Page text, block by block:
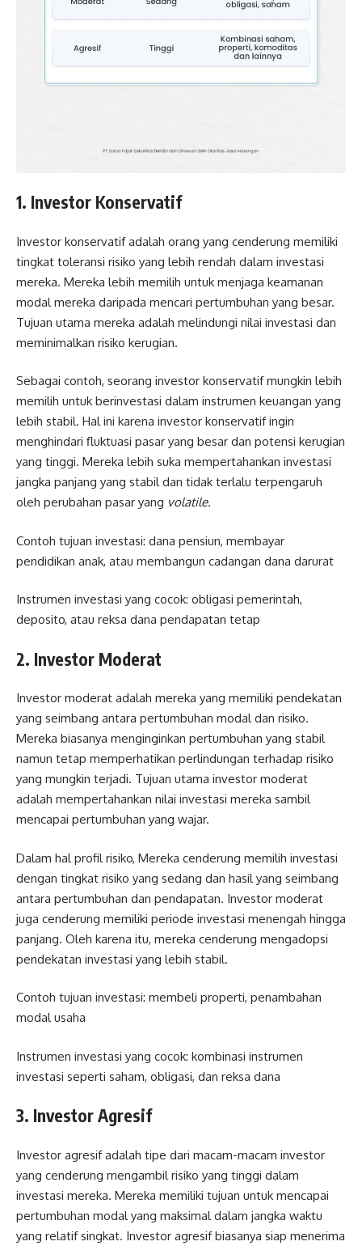
1. Investor Konservatif
Investor konservatif adalah orang yang cenderung memiliki
tingkat toleransi risiko yang lebih rendah dalam investasi
mereka. Mereka lebih memilih untuk menjaga keamanan
modal mereka daripada mencari pertumbuhan yang besar.
Tujuan utama mereka adalah melindungi nilai investasi dan
meminimalkan risiko kerugian.
Sebagai contoh, seorang investor konservatif mungkin lebih
memilih untuk berinvestasi dalam instrumen keuangan yang
lebih stabil. Hal ini karena investor konservatif ingin
menghindari fluktuasi pasar yang besar dan potensi kerugian
yang tinggi. Mereka lebih suka mempertahankan investasi
jangka panjang yang stabil dan tidak terlalu terpengaruh
oleh perubahan pasar yang volatile.
Contoh tujuan investasi: dana pensiun, membayar
pendidikan anak, atau membangun cadangan dana darurat
Instrumen investasi yang cocok: obligasi pemerintah,
deposito, atau reksa dana pendapatan tetap
2. Investor Moderat
Investor moderat adalah mereka yang memiliki pendekatan
yang seimbang antara pertumbuhan modal dan risiko.
Mereka biasanya menginginkan pertumbuhan yang stabil
namun tetap memperhatikan perlindungan terhadap risiko
yang mungkin terjadi. Tujuan utama investor moderat
adalah mempertahankan nilai investasi mereka sambil
mencapai pertumbuhan yang wajar.
Dalam hal profil risiko, Mereka cenderung memilih investasi
dengan tingkat risiko yang sedang dan hasil yang seimbang
antara pertumbuhan dan pendapatan. Investor moderat
juga cenderung memiliki periode investasi menengah hingga
panjang. Oleh karena itu, mereka cenderung mengadopsi
pendekatan investasi yang lebih stabil.
Contoh tujuan investasi: membeli properti, penambahan
modal usaha
Instrumen investasi yang cocok: kombinasi instrumen
investasi seperti saham, obligasi, dan reksa dana
3. Investor Agresif
Investor agresif adalah tipe dari macam-macam investor
yang cenderung mengambil risiko yang tinggi dalam
investasi mereka. Mereka memiliki tujuan untuk mencapai
pertumbuhan modal yang maksimal dalam jangka waktu
yang relatif singkat. Investor agresif biasanya siap menerima